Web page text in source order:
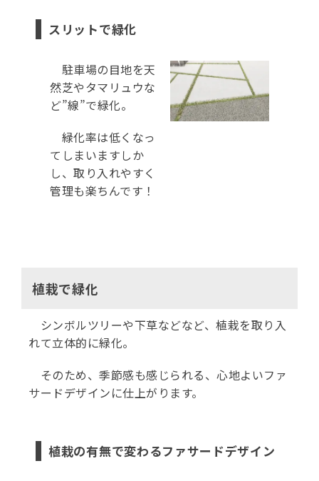
スリットで緑化
駐車場の目地を天
然芝やタマリュウな
ど”線”で緑化。
緑化率は低くなっ
てしまいますしか
し、取り入れやすく
管理も楽ちんです！
植栽で緑化
シンボルツリーや下草などなど、植栽を取り入
れて立体的に緑化。
そのため、季節感も感じられる、心地よいファ
サードデザインに仕上がります。
植栽の有無で変わるファサードデザイン